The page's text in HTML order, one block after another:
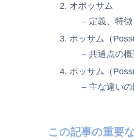
オポッサム
– 定義、特徴
ポッサム（
– 共通点の概
ポッサム（
– 主な違いの
この記事の重要